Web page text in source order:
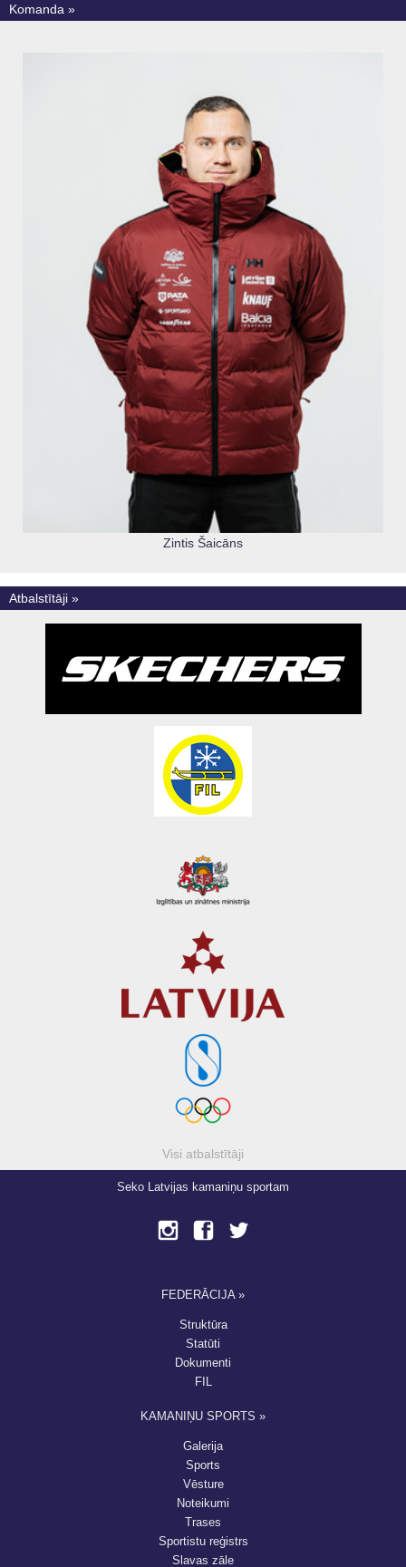
Komanda »
Zintis Šaicāns
Atbalstītāji »
Visi atbalstītāji
Seko Latvijas kamaniņu sportam
FEDERĀCIJA »
Struktūra
Statūti
Dokumenti
FIL
KAMANIŅU SPORTS »
Galerija
Sports
Vēsture
Noteikumi
Trases
Sportistu reģistrs
Slavas zāle